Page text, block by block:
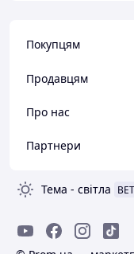
Покупцям
Продавцям
Про нас
Партнери
Тема - світла